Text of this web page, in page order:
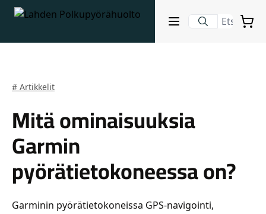
Lahden Polkupyörähuolto - etusivulle
Avaa sulje valikko
Suositut osastot
# Artikkelit
Mitä ominaisuuksia
Garmin
pyörätietokoneessa on?
Garminin pyörätietokoneissa GPS-navigointi,